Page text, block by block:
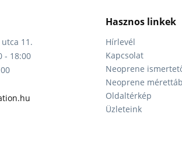
11.
- 18:00
Hasznos linkek
Hírlevél
Kapcsolat
Neoprene
Neoprene
Oldaltérkép
Üzleteink